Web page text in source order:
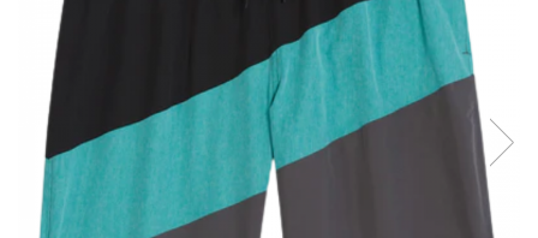
Veste
Pantaloni
Pantaloni scurți
Rochii/Fuste
Treninguri
Tricouri
Veste
Treninguri
Tricouri
Veste